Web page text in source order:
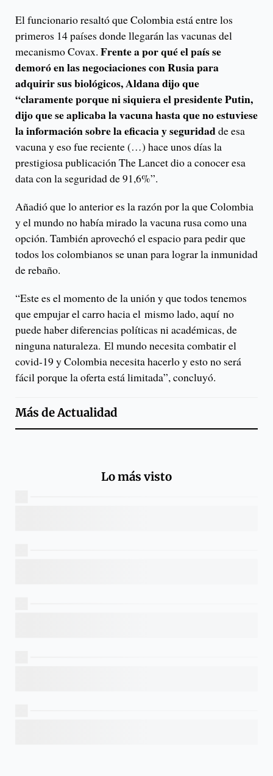
El funcionario resaltó que Colombia está entre los
primeros 14 países donde llegarán las vacunas del
mecanismo Covax. Frente a por qué el país se
demoró en las negociaciones con Rusia para
adquirir sus biológicos, Aldana dijo que
“claramente porque ni siquiera el presidente Putin,
dijo que se aplicaba la vacuna hasta que no estuviese
la información sobre la eficacia y seguridadde esa
vacuna y eso fue reciente (…) hace unos días la
prestigiosa publicación The Lancet dio a conocer esa
data con la seguridad de 91,6%”.
Añadió que lo anterior es la razón por la que Colombia
y el mundo no había mirado la vacuna rusa como una
opción. También aprovechó el espacio para pedir que
todos los colombianos se unan para lograr la inmunidad
de rebaño.
“Este es el momento de la unión y que todos tenemos
que empujar el carro hacia el mismo lado, aquí no
puede haber diferencias políticas ni académicas, de
ninguna naturaleza. El mundo necesita combatir el
covid-19 y Colombia necesita hacerlo y esto no será
fácil porque la oferta está limitada”, concluyó.
Más deActualidad
Lo más visto